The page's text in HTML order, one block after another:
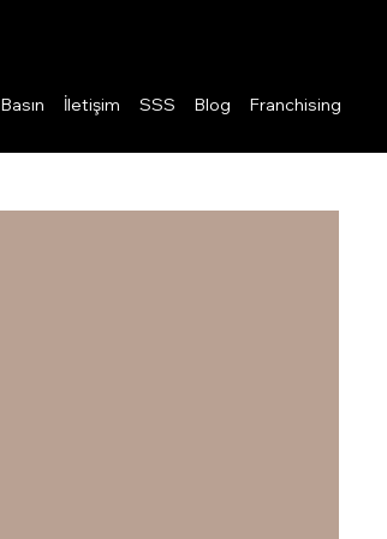
Basın İletişim SSS Blog Franchising